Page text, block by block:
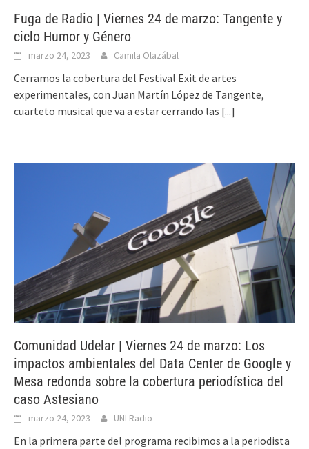
Fuga de Radio | Viernes 24 de marzo: Tangente y
ciclo Humor y Género
marzo 24, 2023 Camila Olazábal
Cerramos la cobertura del Festival Exit de artes
experimentales, con Juan Martín López de Tangente,
cuarteto musical que va a estar cerrando las [...]
Comunidad Udelar | Viernes 24 de marzo: Los
impactos ambientales del Data Center de Google y
Mesa redonda sobre la cobertura periodística del
caso Astesiano
marzo 24, 2023 UNI Radio
En la primera parte del programa recibimos a la periodista